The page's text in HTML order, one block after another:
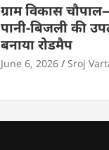
ग्राम विकास
पानी-बिजली की
बनाया रोडमैप
June 6, 2026 Sroj